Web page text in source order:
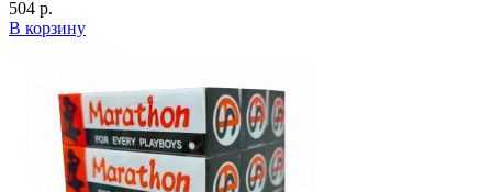
504 р.
В корзину